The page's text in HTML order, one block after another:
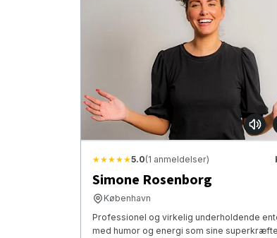
★★★★★5.0(1 anmeldelser)
Simone Rosenborg
København
Professionel og virkelig underholdende
med humor og energi som sine